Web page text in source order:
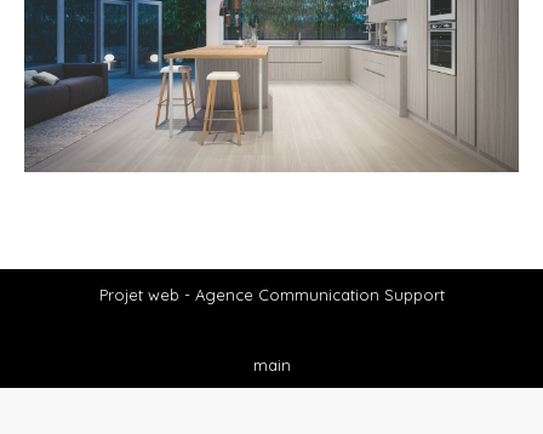
Projet web - Agence Communication Support
main